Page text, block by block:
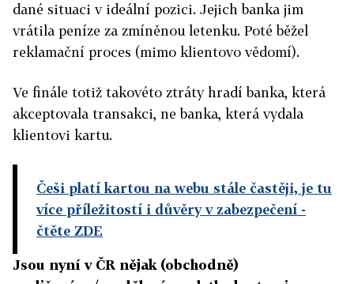
dané situaci v ideální pozici. Jejich banka jim
vrátila peníze za zmíněnou letenku. Poté běžel
reklamační proces (mimo klientovo vědomí).
Ve finále totiž takovéto ztráty hradí banka, která
akceptovala transakci, ne banka, která vydala
klientovi kartu.
Češi platí kartou na webu stále častěji, je tu
více příležitostí i důvěry v zabezpečení -
čtěte ZDE
Jsou nyní v ČR nějak (obchodně)